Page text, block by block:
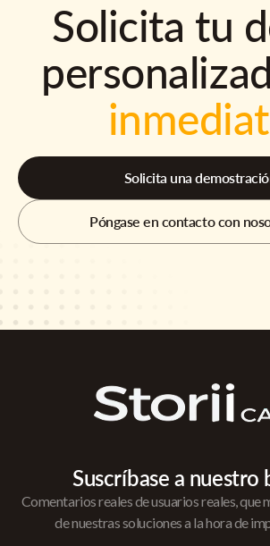
Solicita tu
Solicita una
Póngase en contacto con
Suscríbase a nuestro
Comentarios reales de usuarios reales, que
de nuestras soluciones a la hora de